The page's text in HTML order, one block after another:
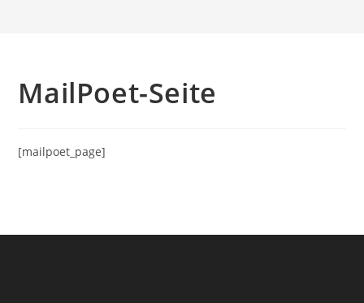
MailPoet-Seite
[mailpoet_page]